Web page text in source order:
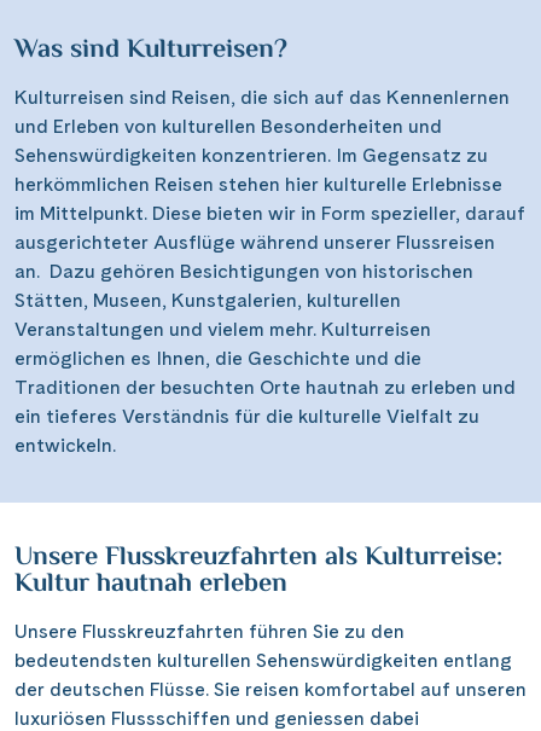
Was sind Kulturreisen?
Kulturreisen sind Reisen, die sich auf das Kennenlernen
und Erleben von kulturellen Besonderheiten und
Sehenswürdigkeiten konzentrieren. Im Gegensatz zu
herkömmlichen Reisen stehen hier kulturelle Erlebnisse
im Mittelpunkt. Diese bieten wir in Form spezieller, darauf
ausgerichteter Ausflüge während unserer Flussreisen
an. Dazu gehören Besichtigungen von historischen
Stätten, Museen, Kunstgalerien, kulturellen
Veranstaltungen und vielem mehr. Kulturreisen
ermöglichen es Ihnen, die Geschichte und die
Traditionen der besuchten Orte hautnah zu erleben und
ein tieferes Verständnis für die kulturelle Vielfalt zu
entwickeln.
Unsere Flusskreuzfahrten als Kulturreise:
Kultur hautnah erleben
Unsere Flusskreuzfahrten führen Sie zu den
bedeutendsten kulturellen Sehenswürdigkeiten entlang
der deutschen Flüsse. Sie reisen komfortabel auf unseren
luxuriösen Flussschiffen und geniessen dabei